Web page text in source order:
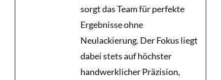
sorgt das Team für perfekte
Ergebnisse ohne
Neulackierung. Der Fokus liegt
dabei stets auf höchster
handwerklicher Präzision,